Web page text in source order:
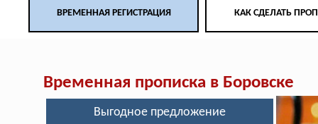
ВРЕМЕННАЯ РЕГИСТРАЦИЯ КАК СДЕЛАТЬ
Временная прописка в Боровске
Выгодное предложение